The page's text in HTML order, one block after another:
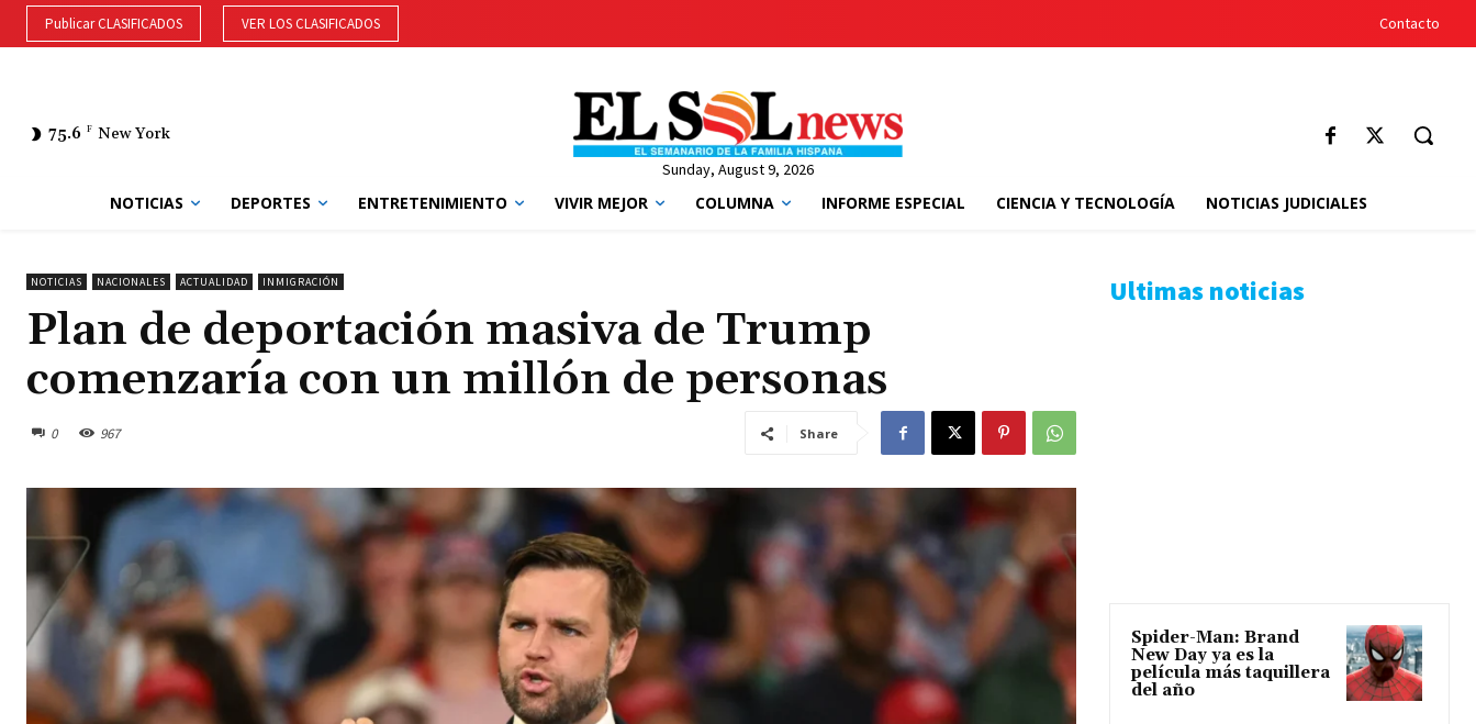
Publicar CLASIFICADOS VER LOS CLASIFICADOS Contacto
75.6 F New York
Sunday, August 9, 2026
NOTICIAS DEPORTES ENTRETENIMIENTO VIVIR MEJOR COLUMNA INFORME ESPECIAL CIENCIA Y TECNOLOGÍA NOTICIAS JUDICIALES
NOTICIAS NACIONALES ACTUALIDAD INMIGRACIÓN
Plan de deportación masiva de Trump
comenzaría con un millón de personas
0 967 Share
Ultimas noticias
Spider-Man: Brand
New Day ya es la
película más taquillera
del año